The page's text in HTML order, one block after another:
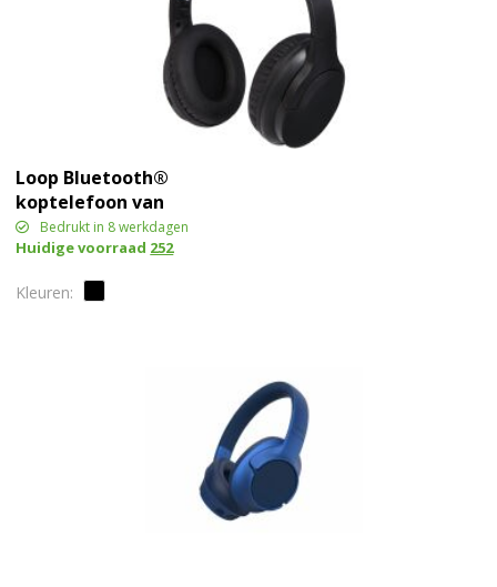
Loop Bluetooth®
koptelefoon van
gerecycled plastic
Bedrukt in 8 werkdagen
Huidige voorraad 252